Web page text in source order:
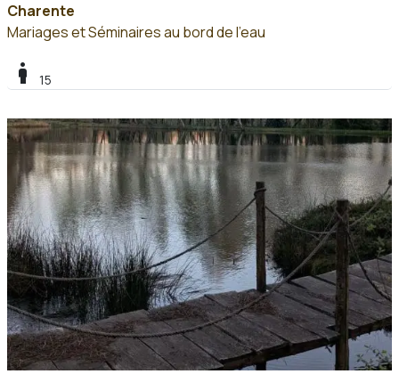
Charente
Mariages et Séminaires au bord de l'eau
boy 15